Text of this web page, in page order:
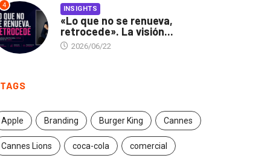
4 INSIGHTS
«Lo que no se renueva,
retrocede». La visión...
2026/06/22
TAGS
Apple Branding Burger King Cannes
Cannes Lions coca-cola comercial